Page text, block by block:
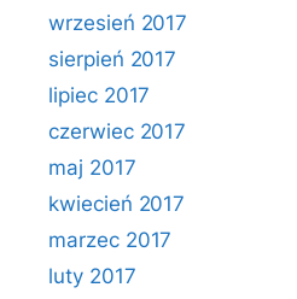
wrzesień 2017
sierpień 2017
lipiec 2017
czerwiec 2017
maj 2017
kwiecień 2017
marzec 2017
luty 2017